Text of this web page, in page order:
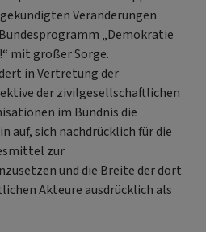
Veränderungen
„Demokratie
mit großer Sorge.
in Vertretung der
der zivilgesellschaftlichen
im Bündnis die
auf, sich nachdrücklich für die
zur
und die Breite der dort
Akteure ausdrücklich als